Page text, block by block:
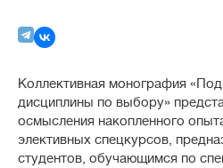
Коллективная монография
дисциплины по выбору»
осмысления накопленного
элективных спецкурсов,
студентов, обучающимся по